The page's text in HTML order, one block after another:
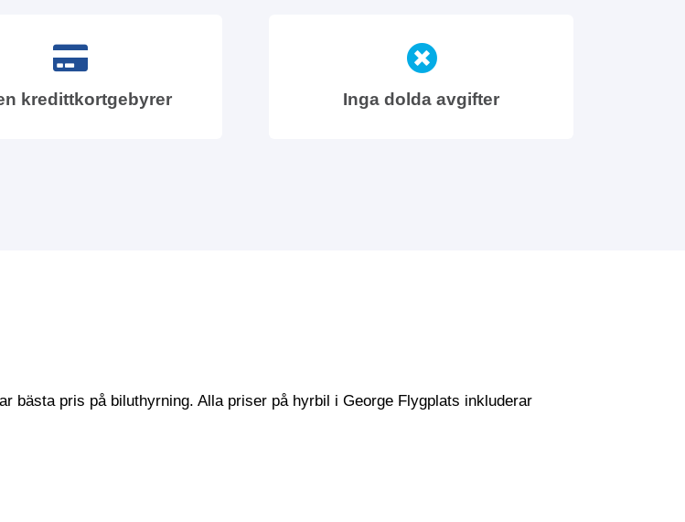
kredittkortgebyrer Inga dolda avgifter
bästa pris på biluthyrning. Alla priser på hyrbil i George Flygplats inkluderar